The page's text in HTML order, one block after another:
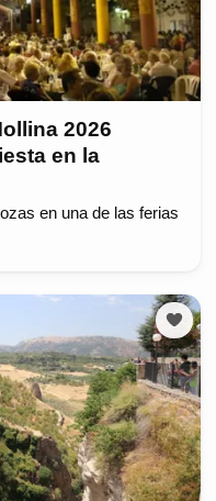
2026
en la
en una de las ferias